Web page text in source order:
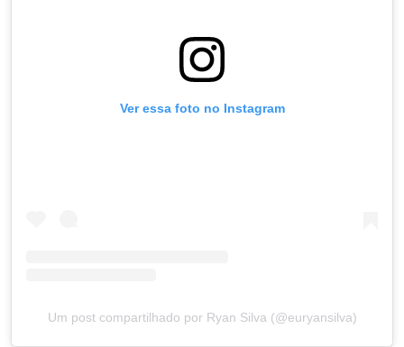
Ver essa foto no Instagram
Um post compartilhado por Ryan Silva (@euryansilva)